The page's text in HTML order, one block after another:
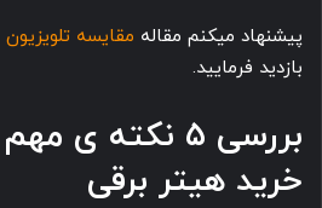
پیشنهاد میکنم مقاله مقایسه
بازدید فرمایید.
بررسی ۵ نکته ی
خرید هیتر برقی